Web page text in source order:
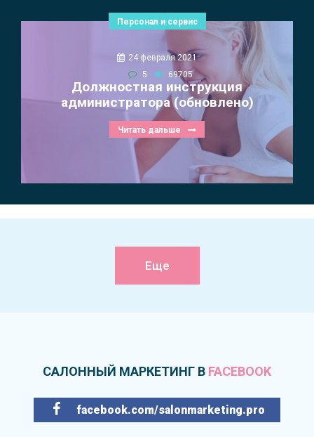
Персонал и сервис
24 февраля 2021
5
69705
Должностная инструкция
администратора (обновлено)
Читать дальше
Еще
САЛОННЫЙ МАРКЕТИНГ В FACEBOOK
facebook.com/salonmarketing.pro